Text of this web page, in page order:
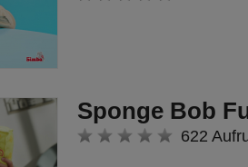
Sponge Bob
622